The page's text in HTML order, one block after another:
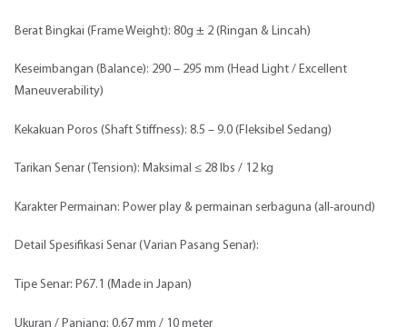
Berat Bingkai (Frame Weight): 80g ± 2 (Ringan & Lincah)
Keseimbangan (Balance): 290 – 295 mm (Head Light / Excellent
Maneuverability)
Kekakuan Poros (Shaft Stiffness): 8.5 – 9.0 (Fleksibel Sedang)
Tarikan Senar (Tension): Maksimal ≤ 28 lbs / 12 kg
Karakter Permainan: Power play & permainan serbaguna (all-around)
Detail Spesifikasi Senar (Varian Pasang Senar):
Tipe Senar: P67.1 (Made in Japan)
Ukuran / Panjang: 0.67 mm / 10 meter